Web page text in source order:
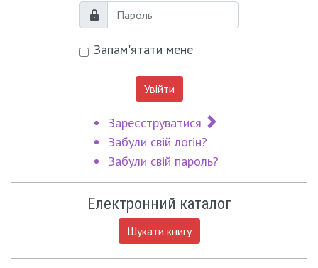
Пароль
Запам'ятати мене
Увійти
Зареєструватися
Забули свій логін?
Забули свій пароль?
Електронний каталог
Шукати книгу